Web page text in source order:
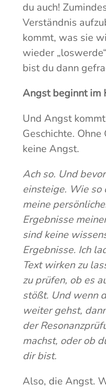
du auch!
Verständnis
kommt, was sie
wieder
bist du dann
Angst beginnt im
Und Angst
Geschichte.
keine Angst.
Ach so. Und
einsteige. Wie so
meine
Ergebnisse
sind keine
Ergebnisse. Ich
Text wirken zu
zu prüfen, ob es
stößt. Und wenn
weiter gehst,
der
machst, oder ob
dir bist.
Also, die Angst.